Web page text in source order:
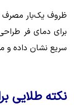
ظروف یک‌بار مصرف
برای دمای فر
سریع نشان داده و
نکته طلایی